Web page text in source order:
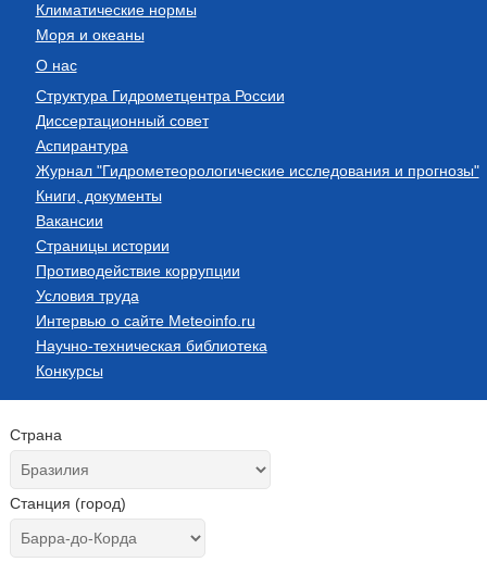
Климатические нормы
Моря и океаны
О нас
Структура Гидрометцентра России
Диссертационный совет
Аспирантура
Журнал "Гидрометеорологические исследования и прогнозы"
Книги, документы
Вакансии
Страницы истории
Противодействие коррупции
Условия труда
Интервью о сайте Meteoinfo.ru
Научно-техническая библиотека
Конкурсы
Страна
Станция (город)